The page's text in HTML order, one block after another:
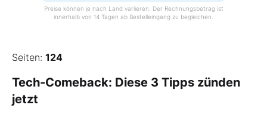
Preise können je nach Land variieren. Der Rechnungsbetrag ist
innerhalb von 14 Tagen ab Bestelleingang zu begleichen.
Seiten: 124
Tech-Comeback: Diese 3 Tipps zünden
jetzt